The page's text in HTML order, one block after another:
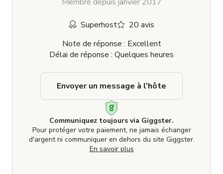
Superhost
20 avis
Note de réponse : Excellent
Délai de réponse : Quelques heures
Communiquez toujours via Giggster.
Pour protéger votre paiement, ne jamais échanger
d'argent ni communiquer en dehors du site Giggster.
En savoir plus
Envoyer un message à l'hôte